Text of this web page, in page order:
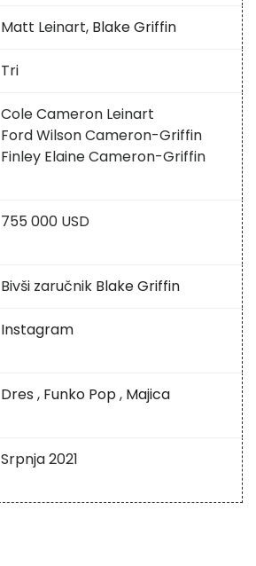
Matt Leinart, Blake Griffin
Tri
Cole Cameron Leinart
Ford Wilson Cameron-Griffin
Finley Elaine Cameron-Griffin
755 000 USD
Bivši zaručnik Blake Griffin
Instagram
Dres , Funko Pop, Majica
Srpnja 2021